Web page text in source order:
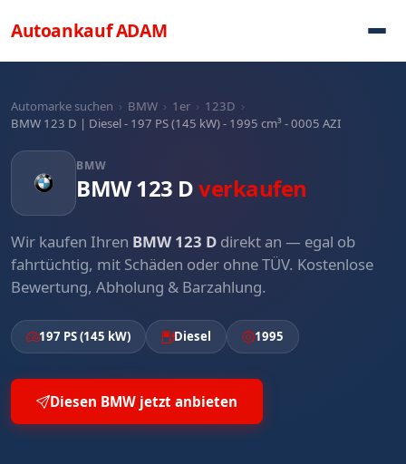
AutoankaufADAM
Automarke suchen › BMW › 1er › 123D ›
BMW 123 D | Diesel - 197 PS (145 kW) - 1995 cm³ - 0005 AZI
BMW
BMW 123 Dverkaufen
Wir kaufen Ihren BMW 123 D direkt an — egal ob
fahrtüchtig, mit Schäden oder ohne TÜV. Kostenlose
Bewertung, Abholung & Barzahlung.
197 PS (145 kW) Diesel 1995
Diesen BMW jetzt anbieten